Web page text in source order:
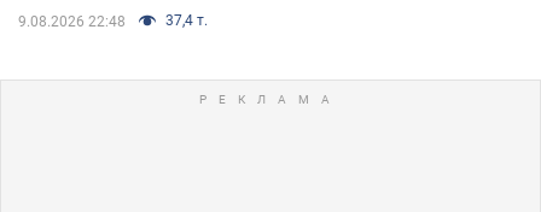
9.08.2026 22:48 37,4 т.